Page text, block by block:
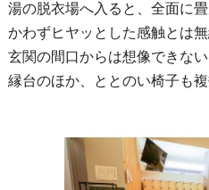
湯の脱衣場へ入ると、全面に
かわずヒヤッとした感触とは
玄関の間口からは想像できな
縁台のほか、ととのい椅子も複